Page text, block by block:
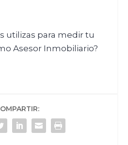
utilizas para medir tu
Asesor Inmobiliario?